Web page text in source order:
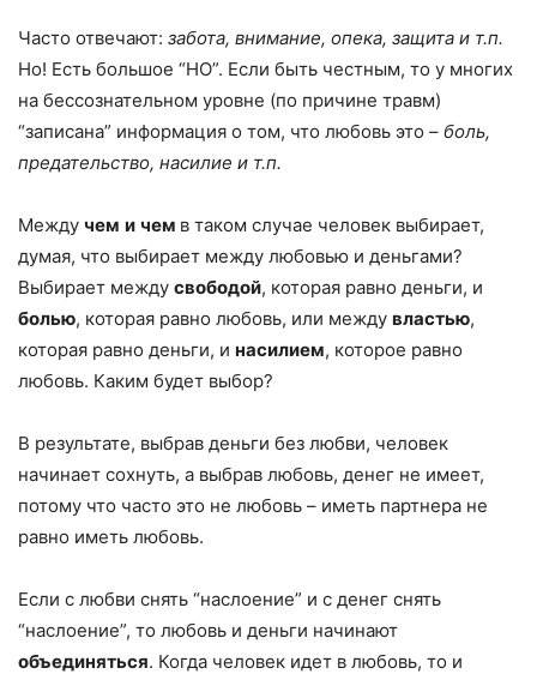
Часто отвечают: забота, внимание, опека, защита и т.п.
Но! Есть большое “НО”. Если быть честным, то у многих
на бессознательном уровне (по причине травм)
“записана” информация о том, что любовь это – боль,
предательство, насилие и т.п.
Между чем и чем в таком случае человек выбирает,
думая, что выбирает между любовью и деньгами?
Выбирает между свободой, которая равно деньги, и
болью, которая равно любовь, или между властью,
которая равно деньги, и насилием, которое равно
любовь. Каким будет выбор?
В результате, выбрав деньги без любви, человек
начинает сохнуть, а выбрав любовь, денег не имеет,
потому что часто это не любовь – иметь партнера не
равно иметь любовь.
Если с любви снять “наслоение” и с денег снять
“наслоение”, то любовь и деньги начинают
объединяться. Когда человек идет в любовь, то и